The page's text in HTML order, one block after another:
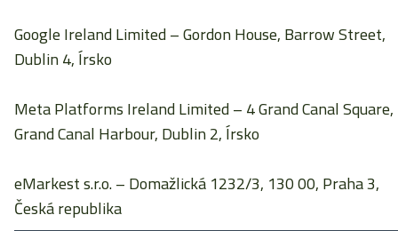
Google Ireland Limited– Gordon House, Barrow Street,
Dublin 4, Írsko
Meta Platforms Ireland Limited– 4 Grand Canal Square,
Grand Canal Harbour, Dublin 2, Írsko
eMarkest s.r.o.– Domažlická 1232/3, 130 00, Praha 3,
Česká republika